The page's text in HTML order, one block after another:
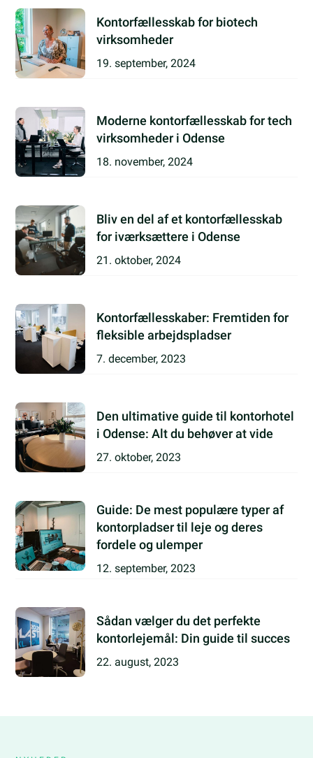
Kontorfællesskab for biotech
virksomheder
19. september, 2024
Moderne kontorfællesskab for tech
virksomheder i Odense
18. november, 2024
Bliv en del af et kontorfællesskab
for iværksættere i Odense
21. oktober, 2024
Kontorfællesskaber: Fremtiden for
fleksible arbejdspladser
7. december, 2023
Den ultimative guide til kontorhotel
i Odense: Alt du behøver at vide
27. oktober, 2023
Guide: De mest populære typer af
kontorpladser til leje og deres
fordele og ulemper
12. september, 2023
Sådan vælger du det perfekte
kontorlejemål: Din guide til succes
22. august, 2023